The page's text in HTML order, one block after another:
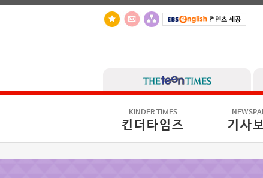
KINDER TIMES
킨더타임즈 기사